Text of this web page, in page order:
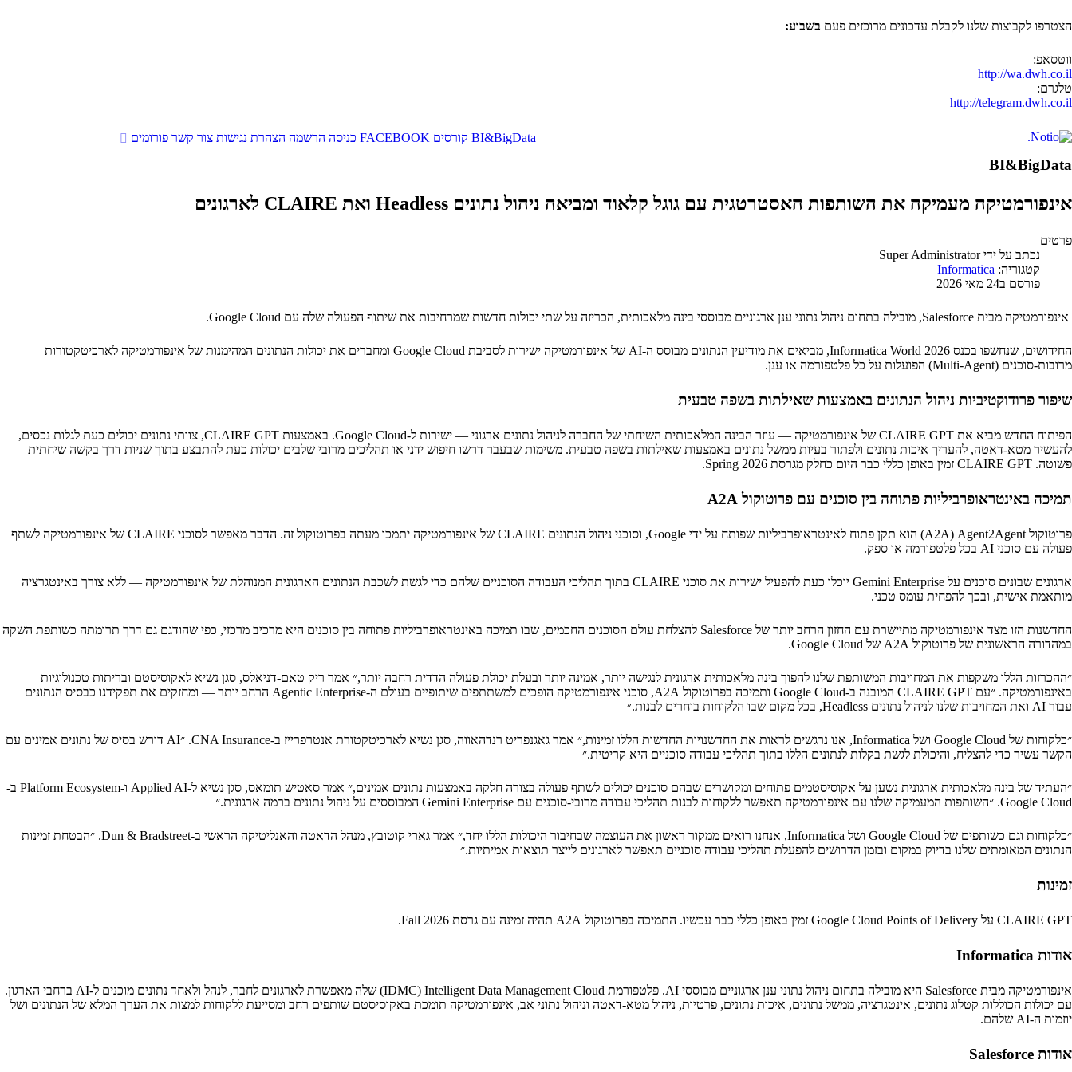
הצטרפו לקבוצות שלנו לקבלת עדכונים מרוכזים פעם בשבוע:
ווטסאפ:
http://wa.dwh.co.il
טלגרם:
http://telegram.dwh.co.il
BI&BigData קורסים FACEBOOK כניסה הרשמה הצהרת נגישות צור קשר פורומים
BI&BigData
אינפורמטיקה מעמיקה את השותפות האסטרטגית עם גוגל קלאוד ומביאה ניהול נתונים Headless ואת CLAIRE לארגונים
פרטים
נכתב על ידיSuper Administrator
קטגוריה: Informatica
פורסם ב24 מאי 2026
אינפורמטיקה מבית Salesforce, מובילה בתחום ניהול נתוני ענן ארגוניים מבוססי בינה מלאכותית, הכריזה על שתי יכולות חדשות שמרחיבות את שיתוף הפעולה שלה עם Google Cloud.
החידושים, שנחשפו בכנס Informatica World 2026, מביאים את מודיעין הנתונים מבוסס ה-AI של אינפורמטיקה ישירות לסביבת Google Cloud ומחברים את יכולות הנתונים המהימנות של אינפורמטיקה לארכיטקטורות
מרובות-סוכנים (Multi-Agent) הפועלות על כל פלטפורמה או ענן.
שיפור פרודוקטיביות ניהול הנתונים באמצעות שאילתות בשפה טבעית
הפיתוח החדש מביא את CLAIRE GPT של אינפורמטיקה — עוזר הבינה המלאכותית השיחתי של החברה לניהול נתונים ארגוני — ישירות ל-Google Cloud. באמצעות CLAIRE GPT, צוותי נתונים יכולים כעת לגלות נכסים,
להעשיר מטא-דאטה, להעריך איכות נתונים ולפתור בעיות ממשל נתונים באמצעות שאילתות בשפה טבעית. משימות שבעבר דרשו חיפוש ידני או תהליכים מרובי שלבים יכולות כעת להתבצע בתוך שניות דרך בקשה שיחתית
פשוטה. CLAIRE GPT זמין באופן כללי כבר היום כחלק מגרסת Spring 2026.
תמיכה באינטראופרביליות פתוחה בין סוכנים עם פרוטוקול A2A
פרוטוקול Agent2Agent ‏(A2A) הוא תקן פתוח לאינטראופרביליות שפותח על ידי Google, וסוכני ניהול הנתונים CLAIRE של אינפורמטיקה יתמכו מעתה בפרוטוקול זה. הדבר מאפשר לסוכני CLAIRE של אינפורמטיקה לשתף
פעולה עם סוכני AI בכל פלטפורמה או ספק.
ארגונים שבונים סוכנים על Gemini Enterprise יוכלו כעת להפעיל ישירות את סוכני CLAIRE בתוך תהליכי העבודה הסוכניים שלהם כדי לגשת לשכבת הנתונים הארגונית המנוהלת של אינפורמטיקה — ללא צורך באינטגרציה
מותאמת אישית, ובכך להפחית עומס טכני.
החדשנות הזו מצד אינפורמטיקה מתיישרת עם החזון הרחב יותר של Salesforce להצלחת עולם הסוכנים החכמים, שבו תמיכה באינטראופרביליות פתוחה בין סוכנים היא מרכיב מרכזי, כפי שהודגם גם דרך תרומתה כשותפת השקה
במהדורה הראשונית של פרוטוקול A2A של Google Cloud.
״ההכרזות הללו משקפות את המחויבות המשותפת שלנו להפוך בינה מלאכותית ארגונית לנגישה יותר, אמינה יותר ובעלת יכולת פעולה הדדית רחבה יותר,״ אמר ריק טאם-דניאלס, סגן נשיא לאקוסיסטם ובריתות טכנולוגיות
באינפורמטיקה. ״עם CLAIRE GPT המובנה ב-Google Cloud ותמיכה בפרוטוקול A2A, סוכני אינפורמטיקה הופכים למשתתפים שיתופיים בעולם ה-Agentic Enterprise הרחב יותר — ומחזקים את תפקידנו כבסיס הנתונים
עבור AI ואת המחויבות שלנו לניהול נתונים Headless, בכל מקום שבו הלקוחות בוחרים לבנות.״
״כלקוחות של Google Cloud ושל Informatica, אנו נרגשים לראות את החדשנויות החדשות הללו זמינות,״ אמר גאגנפריט רנדהאווה, סגן נשיא לארכיטקטורת אנטרפרייז ב-CNA Insurance. ״AI דורש בסיס של נתונים אמינים עם
הקשר עשיר כדי להצליח, והיכולת לגשת בקלות לנתונים הללו בתוך תהליכי עבודה סוכניים היא קריטית.״
״העתיד של בינה מלאכותית ארגונית נשען על אקוסיסטמים פתוחים ומקושרים שבהם סוכנים יכולים לשתף פעולה בצורה חלקה באמצעות נתונים אמינים,״ אמר סאטיש תומאס, סגן נשיא ל-Applied AI ו-Platform Ecosystem ב-
Google Cloud. ״השותפות המעמיקה שלנו עם אינפורמטיקה תאפשר ללקוחות לבנות תהליכי עבודה מרובי-סוכנים עם Gemini Enterprise המבוססים על ניהול נתונים ברמה ארגונית.״
״כלקוחות וגם כשותפים של Google Cloud ושל Informatica, אנחנו רואים ממקור ראשון את העוצמה שבחיבור היכולות הללו יחד,״ אמר גארי קוטובץ, מנהל הדאטה והאנליטיקה הראשי ב-Dun & Bradstreet. ״הבטחת זמינות
הנתונים המאומתים שלנו בדיוק במקום ובזמן הדרושים להפעלת תהליכי עבודה סוכניים תאפשר לארגונים לייצר תוצאות אמיתיות.״
זמינות
CLAIRE GPT על Google Cloud Points of Delivery זמין באופן כללי כבר עכשיו. התמיכה בפרוטוקול A2A תהיה זמינה עם גרסת Fall 2026.
אודות Informatica
אינפורמטיקה מבית Salesforce היא מובילה בתחום ניהול נתוני ענן ארגוניים מבוססי AI. פלטפורמת Intelligent Data Management Cloud ‏(IDMC) שלה מאפשרת לארגונים לחבר, לנהל ולאחד נתונים מוכנים ל-AI ברחבי הארגון.
עם יכולות הכוללות קטלוג נתונים, אינטגרציה, ממשל נתונים, איכות נתונים, פרטיות, ניהול מטא-דאטה וניהול נתוני אב, אינפורמטיקה תומכת באקוסיסטם שותפים רחב ומסייעת ללקוחות למצות את הערך המלא של הנתונים ושל
יוזמות ה-AI שלהם.
אודות Salesforce